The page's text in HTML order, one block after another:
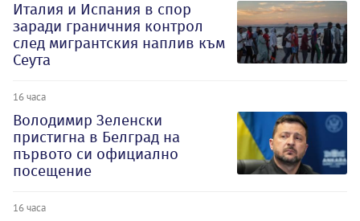
Италия и Испания в спор
заради граничния контрол
след мигрантския наплив към
Сеута
16 часа
Володимир Зеленски
пристигна в Белград на
първото си официално
посещение
16 часа